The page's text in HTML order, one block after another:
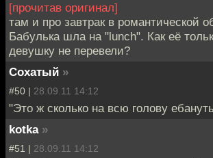
[прочитав оригинал]
там и про завтрак в романтической
Бабулька шла на "lunch". Как её
девушку не перевели?
Cохатый »
#50 | 28.09.11 14:12
"Это ж сколько на всю голову
kotka »
#51 | 28.09.11 14:12